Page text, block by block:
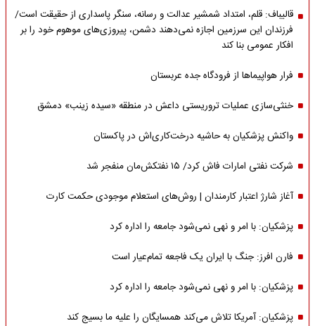
قالیباف: قلم، امتداد شمشیر عدالت و رسانه، سنگر پاسداری از حقیقت است/
فرزندان این سرزمین اجازه نمی‌دهند دشمن، پیروزی‌های موهوم خود را بر
افکار عمومی بنا کند
فرار هواپیماها از فرودگاه جده عربستان
خنثی‌سازی عملیات تروریستی داعش در منطقه «سیده زینب» دمشق
واکنش پزشکیان به حاشیه درخت‌کاری‌اش در پاکستان
شرکت نفتی امارات فاش کرد/ ۱۵ نفتکش‌مان منفجر شد
آغاز شارژ اعتبار کارمندان | روش‌های استعلام موجودی حکمت کارت
پزشکیان: با امر و نهی نمی‌شود جامعه را اداره کرد
فارن افرز: جنگ با ایران یک فاجعه تمام‌عیار است
پزشکیان: با امر و نهی نمی‌شود جامعه را اداره کرد
پزشکیان: آمریکا تلاش می‌کند همسایگان را علیه ما بسیج کند